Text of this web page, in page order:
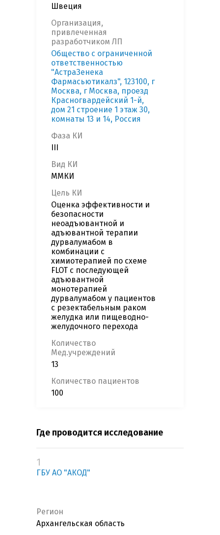
Швеция
Организация,
привлеченная
разработчиком ЛП
Общество с ограниченной
ответственностью
"АстраЗенека
Фармасьютикалз", 123100, г
Москва, г Москва, проезд
Красногвардейский 1-й,
дом 21 строение 1 этаж 30,
комнаты 13 и 14, Россия
Фаза КИ
Вид КИ
ММКИ
Цель КИ
Оценка эффективности и
безопасности
неоадъювантной и
адъювантной терапии
дурвалумабом в
комбинации с
химиотерапией по схеме
FLOT с последующей
адъювантной
монотерапией
дурвалумабом у пациентов
с резектабельным раком
желудка или пищеводно-
желудочного перехода
Количество
Мед.учреждений
13
Количество пациентов
100
Где проводится исследование
1
ГБУ АО "АКОД"
Регион
Архангельская область